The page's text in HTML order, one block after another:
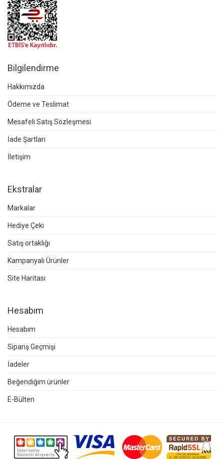
Bilgilendirme
Hakkımızda
Ödeme ve Teslimat
Mesafeli Satış Sözleşmesi
İade Şartları
İletişim
Ekstralar
Markalar
Hediye Çeki
Satış ortaklığı
Kampanyalı Ürünler
Site Haritası
Hesabım
Hesabım
Sipariş Geçmişi
İadeler
Beğendiğim ürünler
E-Bülten